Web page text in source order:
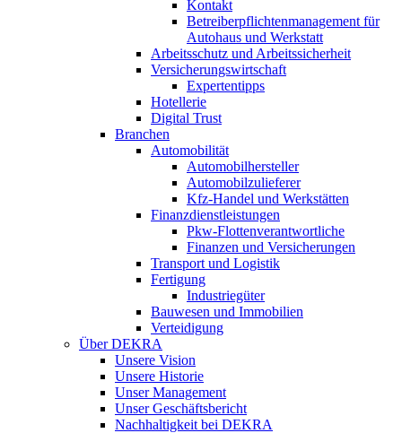
Kontakt
Betreiberpflichtenmanagement für
Autohaus und Werkstatt
Arbeitsschutz und Arbeitssicherheit
Versicherungswirtschaft
Expertentipps
Hotellerie
Digital Trust
Branchen
Automobilität
Automobilhersteller
Automobilzulieferer
Kfz-Handel und Werkstätten
Finanzdienstleistungen
Pkw‑Flottenverantwortliche
Finanzen und Versicherungen
Transport und Logistik
Fertigung
Industriegüter
Bauwesen und Immobilien
Verteidigung
Über DEKRA
Unsere Vision
Unsere Historie
Unser Management
Unser Geschäftsbericht
Nachhaltigkeit bei DEKRA